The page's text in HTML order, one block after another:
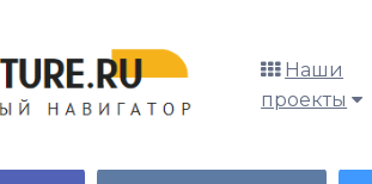
Наши
проекты